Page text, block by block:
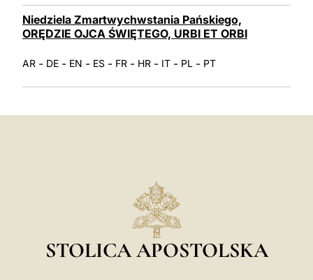
Niedziela Zmartwychwstania Pańskiego,
ORĘDZIE OJCA ŚWIĘTEGO, URBI ET ORBI
AR - DE - EN - ES - FR - HR - IT - PL - PT
STOLICA APOSTOLSKA